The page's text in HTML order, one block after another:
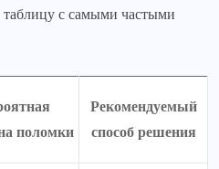
с самыми частыми
поломки
Рекомендуемый
способ решения